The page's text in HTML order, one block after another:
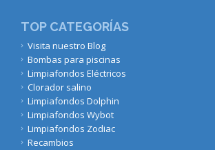
TOP CATEGORÍAS
Visita nuestro Blog
Bombas para piscinas
Limpiafondos Eléctricos
Clorador salino
Limpiafondos Dolphin
Limpiafondos Wybot
Limpiafondos Zodiac
Recambios